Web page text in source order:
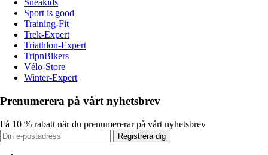
Sneakids
Sport is good
Training-Fit
Trek-Expert
Triathlon-Expert
TripnBikers
Vélo-Store
Winter-Expert
Prenumerera på vårt nyhetsbrev
Få 10 % rabatt när du prenumererar på vårt nyhetsbrev
Registrera dig